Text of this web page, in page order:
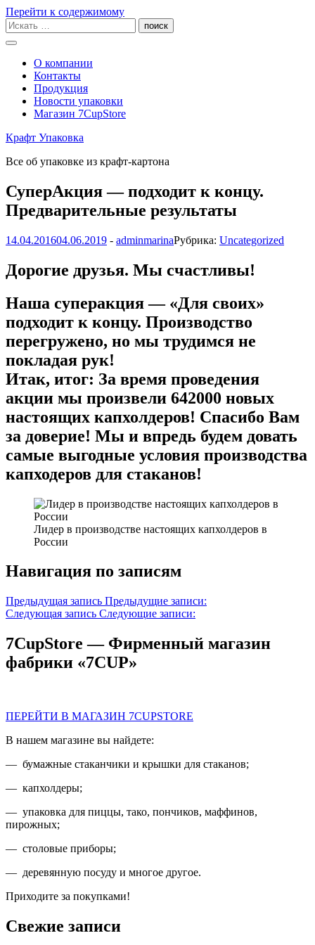
Перейти к содержимому
О компании
Контакты
Продукция
Новости упаковки
Магазин 7CupStore
Крафт Упаковка
Все об упаковке из крафт-картона
СуперАкция — подходит к концу.
Предварительные результаты
14.04.201604.06.2019 - adminmarinaРубрика: Uncategorized
Дорогие друзья. Мы счастливы!
Наша суперакция — «Для своих»
подходит к концу. Производство
перегружено, но мы трудимся не
покладая рук!
Итак, итог: За время проведения
акции мы произвели 642000 новых
настоящих капхолдеров! Спасибо Вам
за доверие! Мы и впредь будем довать
самые выгодные условия производства
капходеров для стаканов!
Лидер в производстве настоящих капхолдеров в
России
Навигация по записям
Предыдущая запись Предыдущие записи:
Следующая запись Следующие записи:
7CupStore — Фирменный магазин
фабрики «7CUP»
ПЕРЕЙТИ В МАГАЗИН 7CUPSTORE
В нашем магазине вы найдете:
— бумажные стаканчики и крышки для стаканов;
— капхолдеры;
— упаковка для пиццы, тако, пончиков, маффинов,
пирожных;
— столовые приборы;
— деревянную посуду и многое другое.
Приходите за покупками!
Свежие записи